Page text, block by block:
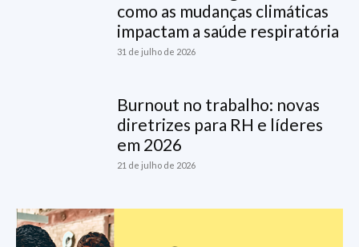
como as mudanças climáticas
impactam a saúde respiratória
31 de julho de 2026
Burnout no trabalho: novas
diretrizes para RH e líderes
em 2026
21 de julho de 2026